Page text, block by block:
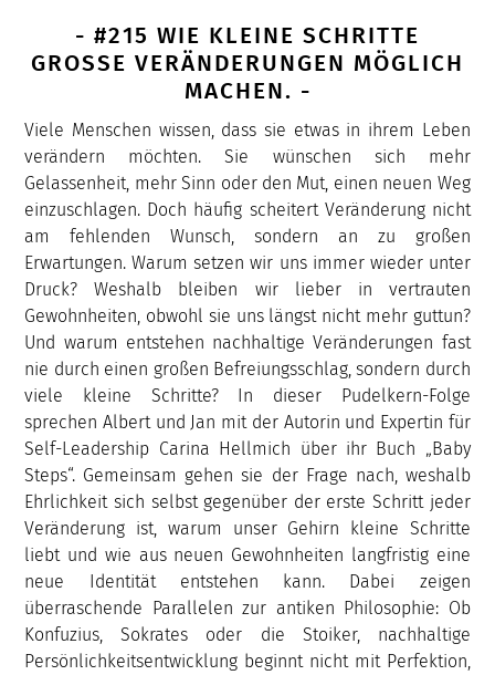
- #215 WIE KLEINE SCHRITTE
GROSSE VERÄNDERUNGEN MÖGLICH M
ACHEN. -
Viele Menschen wissen, dass sie etwas in ihrem Leben
verändern möchten. Sie wünschen sich mehr
Gelassenheit, mehr Sinn oder den Mut, einen neuen Weg
einzuschlagen. Doch häufig scheitert Veränderung nicht
am fehlenden Wunsch, sondern an zu großen
Erwartungen. Warum setzen wir uns immer wieder unter
Druck? Weshalb bleiben wir lieber in vertrauten
Gewohnheiten, obwohl sie uns längst nicht mehr guttun?
Und warum entstehen nachhaltige Veränderungen fast
nie durch einen großen Befreiungsschlag, sondern durch
viele kleine Schritte? In dieser Pudelkern-Folge
sprechen Albert und Jan mit der Autorin und Expertin für
Self-Leadership Carina Hellmich über ihr Buch „Baby
Steps“. Gemeinsam gehen sie der Frage nach, weshalb
Ehrlichkeit sich selbst gegenüber der erste Schritt jeder
Veränderung ist, warum unser Gehirn kleine Schritte
liebt und wie aus neuen Gewohnheiten langfristig eine
neue Identität entstehen kann. Dabei zeigen
überraschende Parallelen zur antiken Philosophie: Ob
Konfuzius, Sokrates oder die Stoiker, nachhaltige
Persönlichkeitsentwicklung beginnt nicht mit Perfektion,